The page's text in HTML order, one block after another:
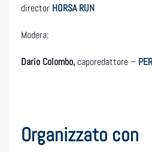
director HORSA RUN
Modera:
Dario Colombo, caporedattore –
Organizzato con